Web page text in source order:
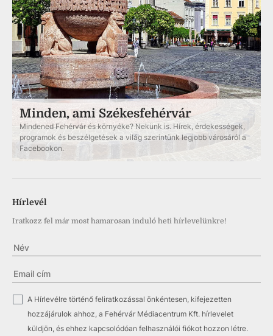
Minden, ami Székesfehérvár
Mindened Fehérvár és környéke? Nekünk is. Hírek, érdekességek,
programok és beszélgetések a világ szerintünk legjobb városáról a
Facebookon.
Hírlevél
Iratkozz fel már most hamarosan induló heti hírlevelünkre!
A Hírlevélre történő feliratkozással önkéntesen, kifejezetten
hozzájárulok ahhoz, a Fehérvár Médiacentrum Kft. hírlevelet
küldjön, és ehhez kapcsolódóan felhasználói fiókot hozzon létre.